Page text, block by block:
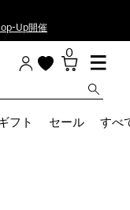
Up開催
0
フト セール すべ